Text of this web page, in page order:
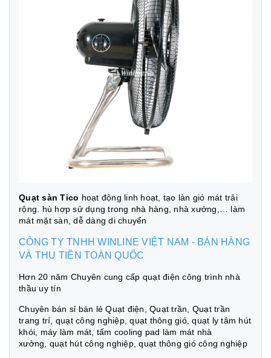
Quạt sàn Tico hoạt động linh hoạt, tạo làn gió mát trải
rộng. hù hợp sử dụng trong nhà hàng, nhà xưởng,… làm
mát mặt sàn, dễ dàng di chuyển
CÔNG TY TNHH WINLINE VIỆT NAM - BÁN HÀNG
VÀ THU TIỀN TOÀN QUỐC
Hơn 20 năm Chuyên cung cấp quạt điện công trình nhà
thầu uy tín
Chuyên bán sỉ bán lẻ Quạt điện, Quạt trần, Quạt trần
trang trí, quạt công nghiệp, quạt thông gió, quạt ly tâm hút
khói, máy làm mát, tấm cooling pad làm mát nhà
xưởng, quạt hút công nghiệp, quạt thông gió công nghiệp